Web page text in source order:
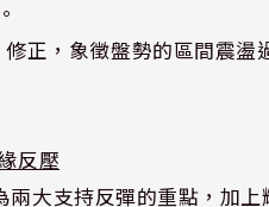
正，象徵盤勢的區間震盪
反壓
大支持反彈的重點，加